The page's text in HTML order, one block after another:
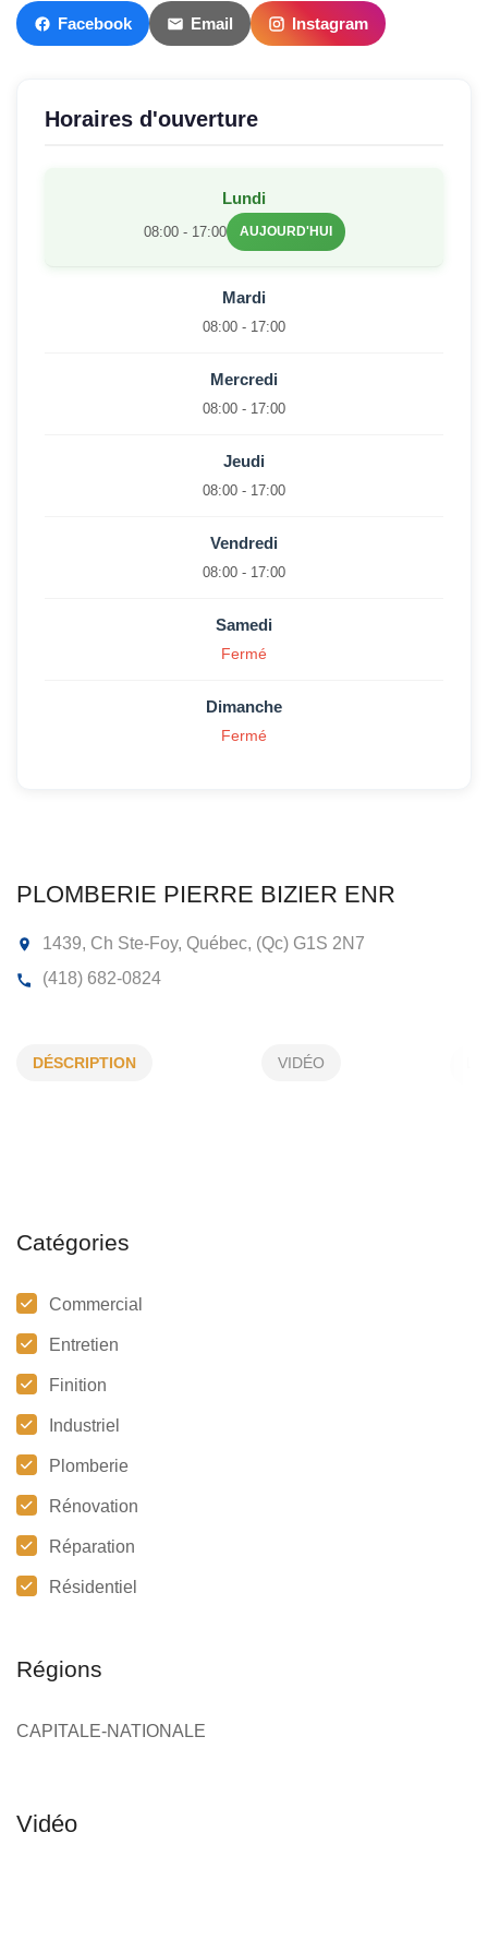
PLOMBERIE PIERRE BIZIER ENR
DÉSCRIPTION VIDÉO
Catégories
Commercial
Entretien
Finition
Industriel
Plomberie
Rénovation
Réparation
Résidentiel
Régions
CAPITALE-NATIONALE
Facebook Email Instagram
Horaires d'ouverture
Lundi
08:00 - 17:00 AUJOURD'HUI
Mardi
08:00 - 17:00
Mercredi
08:00 - 17:00
Jeudi
08:00 - 17:00
Vendredi
08:00 - 17:00
Samedi
Fermé
Dimanche
Fermé